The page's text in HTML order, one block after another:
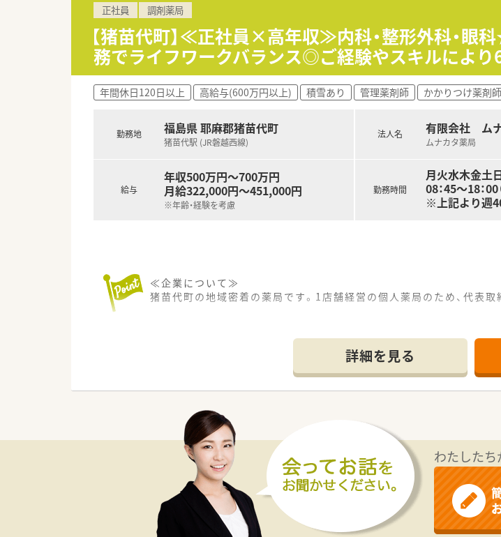
正社員 調剤薬局
【猪苗代町】≪正社員×高年収≫内科・整形外科・
務でライフワークバランス◎ご経験やスキルによ
年間休日120日以上 高給与(600万円以上) 積雪あり 管理薬剤師 かかりつけ薬剤師
勤務地 福島県 耶麻郡猪苗代町
猪苗代駅 (JR磐越西線)
給与
年収500万円～700万円
月給322,000円～451,000円
※年齢・経験を考慮
法人名 有限会社 ム
ムナカタ薬局
勤務時間
月火水木金土
08：45～18：00
※上記より週
≪企業について≫
猪苗代町の地域密着の薬局です。1店舗経営の個人薬局のため、代表
・高年収相談OKです、あなたのご希望をお聞かせください。
・残業ほぼなし店舗でライフワークバランス◎
≪業務について≫
・内科、整形外科、眼科メインに地域の処方せんを広く集めております。
・高齢化の進むエリアで在宅は居宅・施設共に対応している薬局です。
≪こんな方にオススメ≫
★地域医療により深く密着していきたい方
★自分でやってみたいことがある方
★意欲をバックアップしてくれる環境欲しい方
詳細を見る
わたしたち